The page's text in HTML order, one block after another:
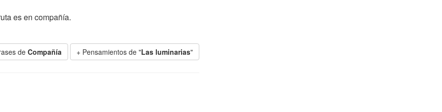
es en compañía.
de Compañía + Pensamientos de "Las luminarias"